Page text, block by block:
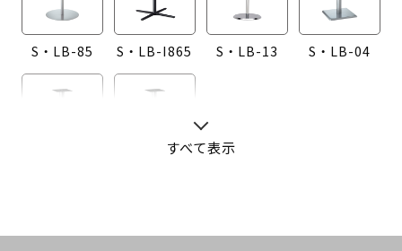
S・LB-85 S・LB-I865 S・LB-13 S・LB-04
すべて表示